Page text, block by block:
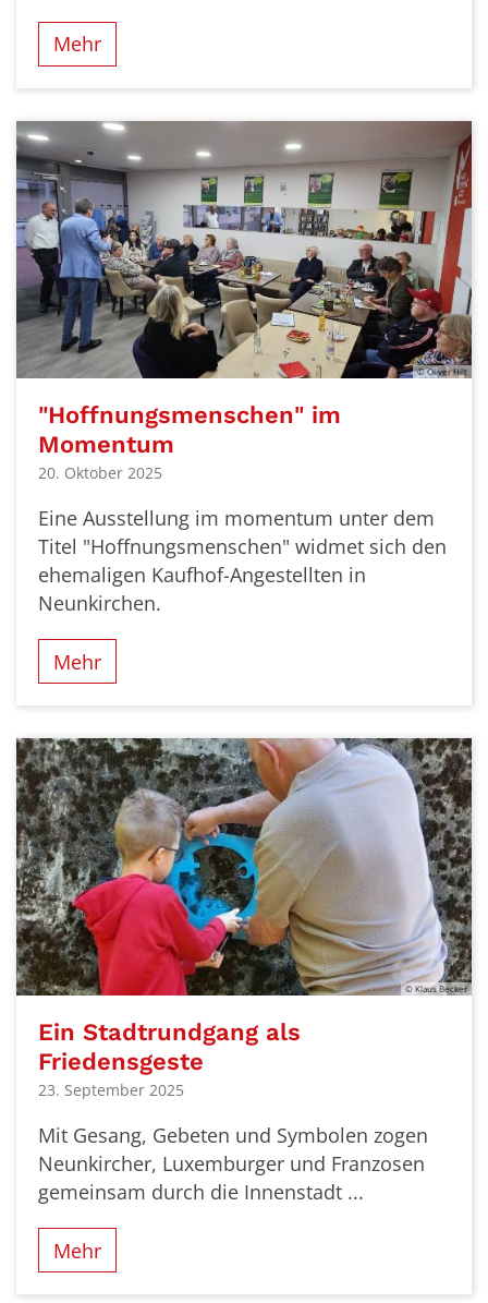
Mehr
© Oliver Hilt
"Hoffnungsmenschen" im
Momentum
20. Oktober 2025
Eine Ausstellung im momentum unter dem
Titel "Hoffnungsmenschen" widmet sich den
ehemaligen Kaufhof-Angestellten in
Neunkirchen.
Mehr
© Klaus Becker
Ein Stadtrundgang als
Friedensgeste
23. September 2025
Mit Gesang, Gebeten und Symbolen zogen
Neunkircher, Luxemburger und Franzosen
gemeinsam durch die Innenstadt ...
Mehr